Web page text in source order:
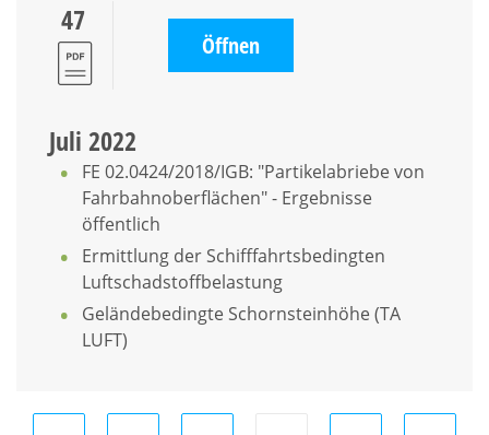
47
Öffnen
Juli 2022
FE 02.0424/2018/IGB: "Partikelabriebe von
Fahrbahnoberflächen" - Ergebnisse
öffentlich
Ermittlung der Schifffahrtsbedingten
Luftschadstoffbelastung
Geländebedingte Schornsteinhöhe (TA
LUFT)